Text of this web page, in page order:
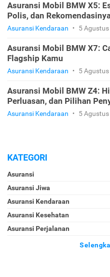
Asuransi Mobil BMW X5:
Polis, dan
Asuransi Kendaraan • 5
Asuransi Mobil BMW X7:
Flagship Kamu
Asuransi Kendaraan • 5
Asuransi Mobil BMW Z4:
Perluasan, dan Pilihan
Asuransi Kendaraan • 5
KATEGORI
Asuransi
Asuransi Jiwa
Asuransi Kendaraan
Asuransi Kesehatan
Asuransi Perjalanan